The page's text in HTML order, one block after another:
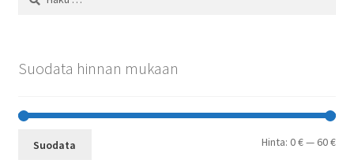
Suodata hinnan mukaan
Suodata Hinta:0 €— 60 €